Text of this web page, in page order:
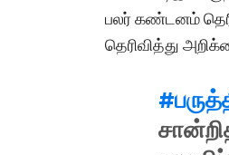
பலர் கண்டனம்
தெரிவித்து